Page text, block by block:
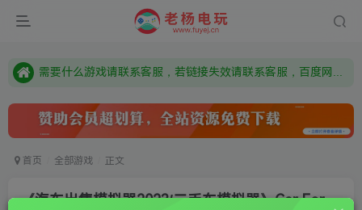
本站资源来自网络搜集，如有侵权，请联系删除：fuyej@qq.com 附上证书和内容链接
需要什么游戏请联系客服，若链接失效请联系客服，百度网盘边上的激活码也是解压密码
首页 全部游戏 正文
《汽车出售模拟器2023/二手车模拟器》Car For